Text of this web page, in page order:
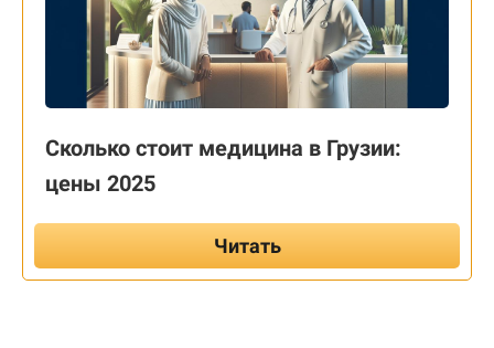
Сколько стоит медицина в Грузии:
цены 2025
Читать